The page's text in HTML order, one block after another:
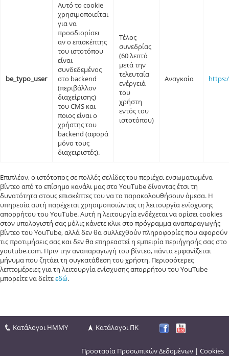
be_typo_user
Αυτό το cookie
χρησιμοποιείται
για να
προσδιορίσει
αν ο επισκέπτης
του ιστοτόπου
είναι
συνδεδεμένος
στο backend
(περιβάλλον
διαχείρισης)
του CMS και
ποιος είναι ο
χρήστης του
backend (αφορά
μόνο τους
διαχειριστές).
Τέλος
συνεδρίας
(60 λεπτά
μετά την
τελευταία
ενέργειά
του
χρήστη
εντός του
ιστοτόπου)
Αναγκαία
Επιπλέον, ο ιστότοπος σε πολλές σελίδες του περιέχει ενσωματωμένα
βίντεο από το επίσημο κανάλι μας στο YouTube δίνοντας έτσι τη
δυνατότητα στους επισκέπτες του να τα παρακολουθήσουν άμεσα. Η
υπηρεσία αυτή παρέχεται χρησιμοποιώντας τη λειτουργία ενίσχυσης
απορρήτου του YouTube. Αυτή η λειτουργία ενδέχεται να ορίσει cookies
στον υπολογιστή σας μόλις κάνετε κλικ στο πρόγραμμα αναπαραγωγής
βίντεο του YouTube, αλλά δεν θα συλλεχθούν πληροφορίες που αφορούν
τις προτιμήσεις σας και δεν θα επηρεαστεί η εμπειρία περιήγησής σας στο
youtube.com. Πριν την αναπαραγωγή του βίντεο, πάντα εμφανίζεται
μήνυμα που ζητάει τη συγκατάθεση του χρήστη. Περισσότερες
λεπτομέρειες για τη λειτουργία ενίσχυσης απορρήτου του YouTube
μπορείτε να δείτεεδώ.
Κατάλογοι ΗΜΜΥ Κατάλογοι ΠΚ
Προστασία Προσωπικών Δεδομένων | Cookies